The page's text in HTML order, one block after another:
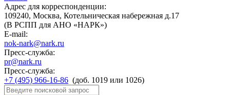
Адрес для корреспонденции:
109240, Москва, Котельническая набережная д.17
(В РСПП для АНО «НАРК»)
E-mail:
nok-nark@nark.ru
Пресс-служба:
pr@nark.ru
Пресс-служба:
+7 (495) 966-16-86 (доб. 1019 или 1026)